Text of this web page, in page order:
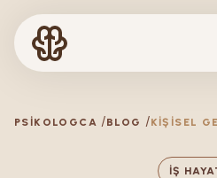
PSIKOLOGCA BLOG
İŞ